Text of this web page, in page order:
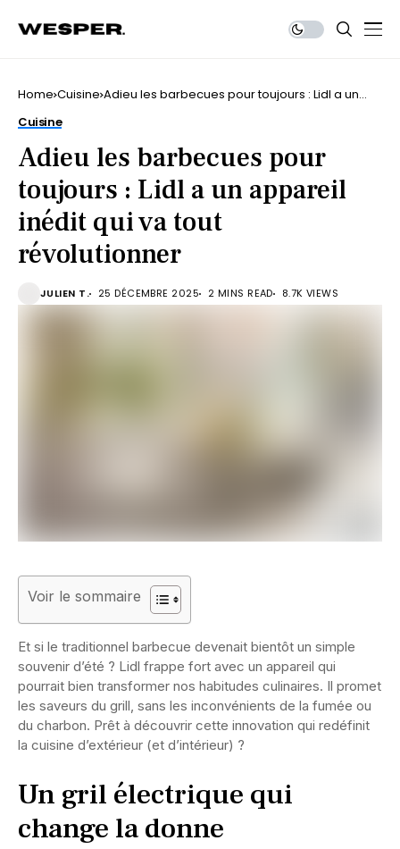
Home Cuisine Adieu les barbecues pour toujours : Lidl a un
Cuisine
Adieu les barbecues pour
toujours : Lidl a un appareil
inédit qui va tout
révolutionner
JULIEN T. 25 DÉCEMBRE 2025 2 MINS READ 8.7K VIEWS
Voir le sommaire
Et si le traditionnel barbecue devenait bientôt un simple
souvenir d’été ? Lidl frappe fort avec un appareil qui
pourrait bien transformer nos habitudes culinaires. Il promet
les saveurs du grill, sans les inconvénients de la fumée ou
du charbon. Prêt à découvrir cette innovation qui redéfinit
la cuisine d’extérieur (et d’intérieur) ?
Un gril électrique qui
change la donne